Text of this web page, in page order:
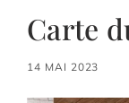
Carte
14 MAI 2023